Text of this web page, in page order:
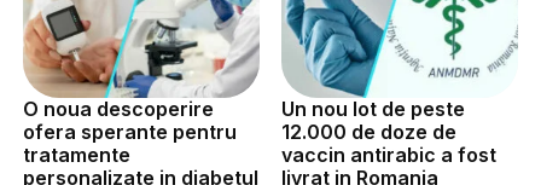
O noua descoperire
ofera sperante pentru
tratamente
personalizate in diabetul
Un nou lot de peste
12.000 de doze de
vaccin antirabic a fost
livrat in Romania